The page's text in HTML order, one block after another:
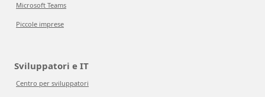
Microsoft Teams
Piccole imprese
Sviluppatori e IT
Centro per sviluppatori